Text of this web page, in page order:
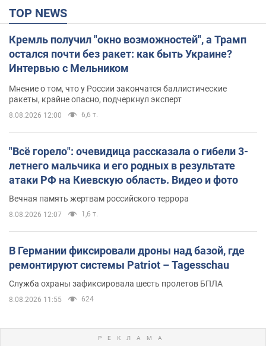
TOP NEWS
Кремль получил "окно возможностей", а Трамп
остался почти без ракет: как быть Украине?
Интервью с Мельником
Мнение о том, что у России закончатся баллистические
ракеты, крайне опасно, подчеркнул эксперт
8.08.2026 12:00 6,6 т.
"Всё горело": очевидица рассказала о гибели 3-
летнего мальчика и его родных в результате
атаки РФ на Киевскую область. Видео и фото
Вечная память жертвам российского террора
8.08.2026 12:07 1,6 т.
В Германии фиксировали дроны над базой, где
ремонтируют системы Patriot – Tagesschau
Служба охраны зафиксировала шесть пролетов БПЛА
8.08.2026 11:55 624